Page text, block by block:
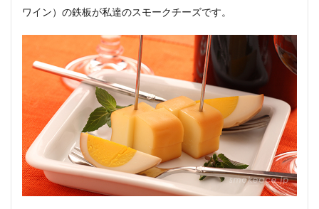
ワイン）の鉄板が私達のスモークチーズです。